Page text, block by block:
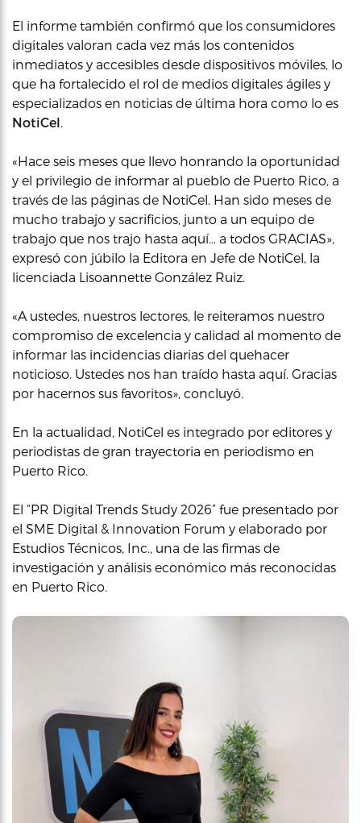
El informe también confirmó que los consumidores
digitales valoran cada vez más los contenidos
inmediatos y accesibles desde dispositivos móviles, lo
que ha fortalecido el rol de medios digitales ágiles y
especializados en noticias de última hora como lo es
NotiCel.
«Hace seis meses que llevo honrando la oportunidad
y el privilegio de informar al pueblo de Puerto Rico, a
través de las páginas de NotiCel. Han sido meses de
mucho trabajo y sacrificios, junto a un equipo de
trabajo que nos trajo hasta aquí… a todos GRACIAS»,
expresó con júbilo la Editora en Jefe de NotiCel, la
licenciada Lisoannette González Ruiz.
«A ustedes, nuestros lectores, le reiteramos nuestro
compromiso de excelencia y calidad al momento de
informar las incidencias diarias del quehacer
noticioso. Ustedes nos han traído hasta aquí. Gracias
por hacernos sus favoritos», concluyó.
En la actualidad, NotiCel es integrado por editores y
periodistas de gran trayectoria en periodismo en
Puerto Rico.
El “PR Digital Trends Study 2026” fue presentado por
el SME Digital & Innovation Forum y elaborado por
Estudios Técnicos, Inc., una de las firmas de
investigación y análisis económico más reconocidas
en Puerto Rico.